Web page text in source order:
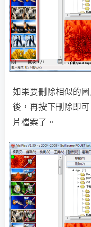
如果要刪除相似的
後，再按下刪除即
片檔案了。